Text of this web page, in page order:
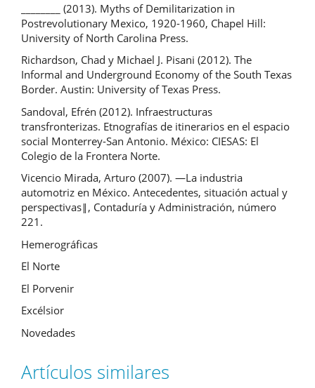
________ (2013). Myths of Demilitarization in
Postrevolutionary Mexico, 1920-1960, Chapel Hill:
University of North Carolina Press.
Richardson, Chad y Michael J. Pisani (2012). The
Informal and Underground Economy of the South Texas
Border. Austin: University of Texas Press.
Sandoval, Efrén (2012). Infraestructuras
transfronterizas. Etnografías de itinerarios en el espacio
social Monterrey-San Antonio. México: CIESAS: El
Colegio de la Frontera Norte.
Vicencio Mirada, Arturo (2007). ―La industria
automotriz en México. Antecedentes, situación actual y
perspectivas‖, Contaduría y Administración, número
221.
Hemerográficas
El Norte
El Porvenir
Excélsior
Novedades
Artículos similares